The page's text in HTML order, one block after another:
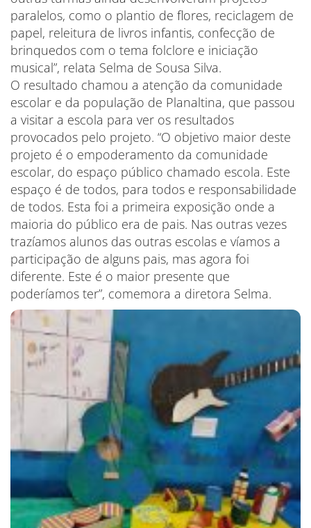
paralelos, como o plantio de flores, reciclagem de
papel, releitura de livros infantis, confecção de
brinquedos com o tema folclore e iniciação
musical”, relata Selma de Sousa Silva.
O resultado chamou a atenção da comunidade
escolar e da população de Planaltina, que passou
a visitar a escola para ver os resultados
provocados pelo projeto. “O objetivo maior deste
projeto é o empoderamento da comunidade
escolar, do espaço público chamado escola. Este
espaço é de todos, para todos e responsabilidade
de todos. Esta foi a primeira exposição onde a
maioria do público era de pais. Nas outras vezes
trazíamos alunos das outras escolas e víamos a
participação de alguns pais, mas agora foi
diferente. Este é o maior presente que
poderíamos ter”, comemora a diretora Selma.